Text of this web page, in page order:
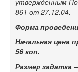
утвержденным
861 от 27.12.04.
Форма
Начальная цена
56 коп.
Размер задатка